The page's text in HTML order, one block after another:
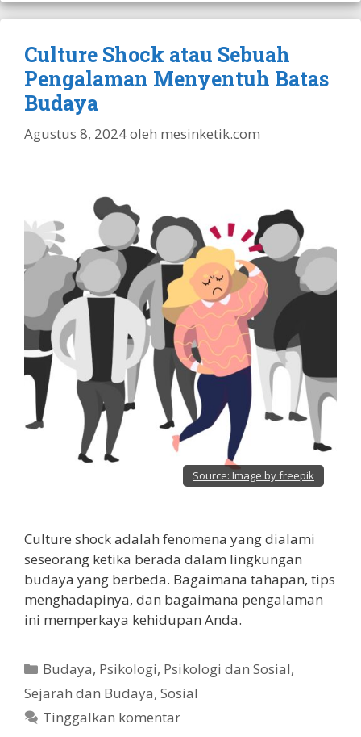
Culture Shock atau Sebuah
Pengalaman Menyentuh Batas
Budaya
Agustus 8, 2024oleh mesinketik.com
Source: Image by freepik
Culture shock adalah fenomena yang dialami
seseorang ketika berada dalam lingkungan
budaya yang berbeda. Bagaimana tahapan, tips
menghadapinya, dan bagaimana pengalaman
ini memperkaya kehidupan Anda.
Kategori
Budaya, Psikologi, Psikologi dan Sosial,
Sejarah dan Budaya, Sosial
Tinggalkan komentar